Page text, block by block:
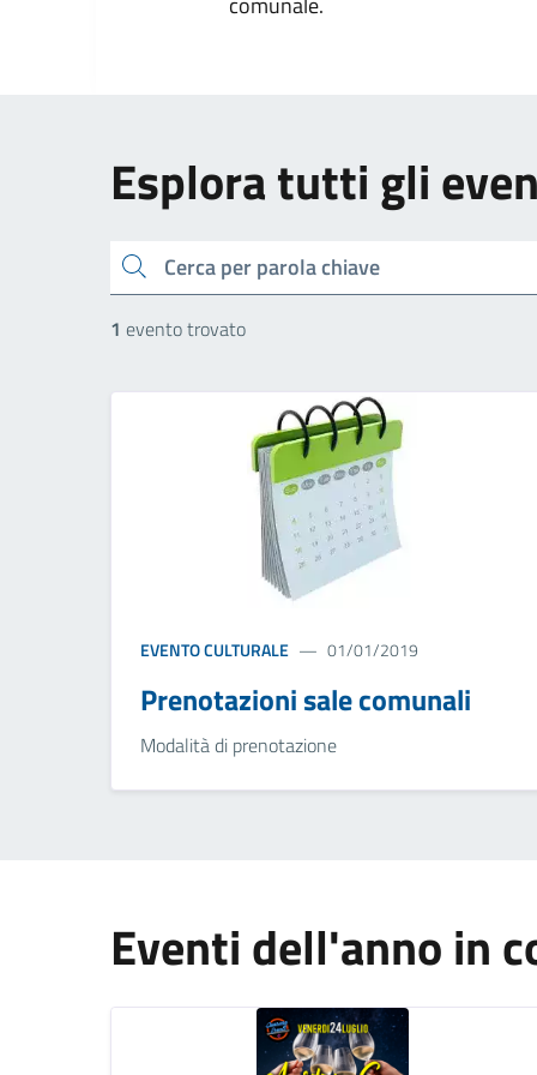
Esplora tutti gli
cerca
1 evento trovato
EVENTO CULTURALE 01/01/2019
Prenotazioni sale comunali
Modalità di prenotazione
Eventi dell'anno in